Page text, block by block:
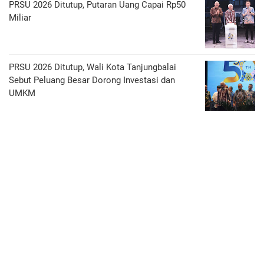
PRSU 2026 Ditutup, Putaran Uang Capai Rp50
Miliar
PRSU 2026 Ditutup, Wali Kota Tanjungbalai
Sebut Peluang Besar Dorong Investasi dan
UMKM